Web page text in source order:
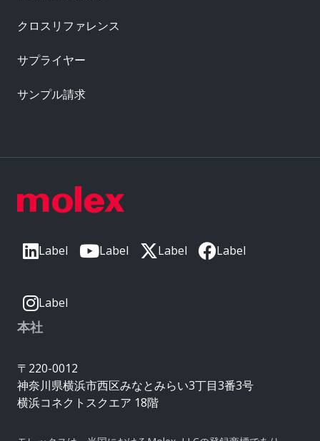
Label Label Label Label
Label
本社
〒220-0012
神奈川県横浜市西区みなとみらい3丁目3番3号
横浜コネクトスクエア 18階
クロスリファレンス
サプライヤー
サンプル請求